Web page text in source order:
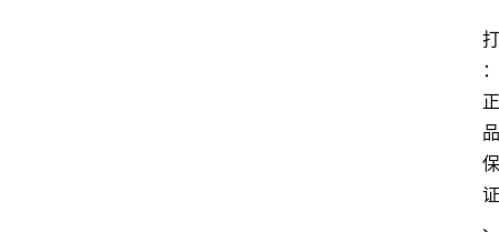
打
：
正
品
保
证
、